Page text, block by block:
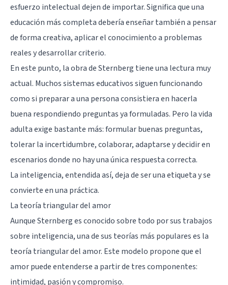
esfuerzo intelectual dejen de importar. Significa que una
educación más completa debería enseñar también a pensar
de forma creativa, aplicar el conocimiento a problemas
reales y desarrollar criterio.
En este punto, la obra de Sternberg tiene una lectura muy
actual. Muchos sistemas educativos siguen funcionando
como si preparar a una persona consistiera en hacerla
buena respondiendo preguntas ya formuladas. Pero la vida
adulta exige bastante más: formular buenas preguntas,
tolerar la incertidumbre, colaborar, adaptarse y decidir en
escenarios donde no hay una única respuesta correcta.
La inteligencia, entendida así, deja de ser una etiqueta y se
convierte en una práctica.
La teoría triangular del amor
Aunque Sternberg es conocido sobre todo por sus trabajos
sobre inteligencia, una de sus teorías más populares es la
teoría triangular del amor. Este modelo propone que el
amor puede entenderse a partir de tres componentes:
intimidad, pasión y compromiso.